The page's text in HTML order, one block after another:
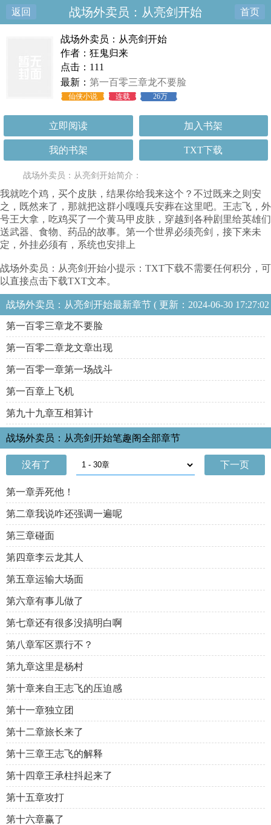
返回 战场外卖员：从亮剑开始 首页
战场外卖员：从亮剑开始
作者：狂鬼归来
点击：111
最新： 第一百零三章龙不要脸
仙侠小说 连载 26万
立即阅读 加入书架
我的书架 TXT下载
战场外卖员：从亮剑开始简介：
我就吃个鸡，买个皮肤，结果你给我来这个？不过既来之则安
之，既然来了，那就把这群小嘎嘎兵安葬在这里吧。王志飞，外
号王大拿，吃鸡买了一个黄马甲皮肤，穿越到各种剧里给英雄们
送武器、食物、药品的故事。第一个世界必须亮剑，接下来未
定，外挂必须有，系统也安排上
战场外卖员：从亮剑开始小提示：TXT下载不需要任何积分，可
以直接点击下载TXT文本。
战场外卖员：从亮剑开始最新章节 ( 更新：2024-06-30 17:27:02
)
第一百零三章龙不要脸
第一百零二章龙文章出现
第一百零一章第一场战斗
第一百章上飞机
第九十九章互相算计
战场外卖员：从亮剑开始笔趣阁全部章节
没有了 下一页
第一章弄死他！
第二章我说咋还强调一遍呢
第三章碰面
第四章李云龙其人
第五章运输大场面
第六章有事儿做了
第七章还有很多没搞明白啊
第八章军区票行不？
第九章这里是杨村
第十章来自王志飞的压迫感
第十一章独立团
第十二章旅长来了
第十三章王志飞的解释
第十四章王承柱抖起来了
第十五章攻打
第十六章赢了